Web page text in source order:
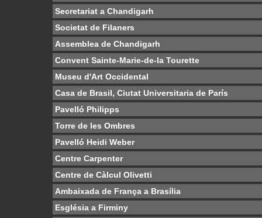
Secretariat a Chandigarh
Societat de Filaners
Assemblea de Chandigarh
Convent Sainte-Marie-de-la Tourette
Museu d'Art Occidental
Casa de Brasil, Ciutat Universitaria de París
Pavelló Philipps
Torre de les Ombres
Pavelló Heidi Weber
Centre Carpenter
Centre de Càlcul Olivetti
Ambaixada de França a Brasília
Església a Firminy